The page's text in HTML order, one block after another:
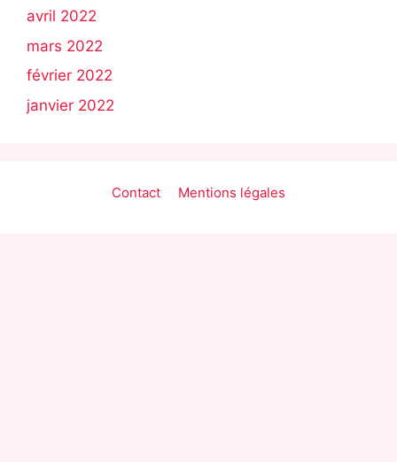
avril 2022
mars 2022
février 2022
janvier 2022
Contact Mentions légales